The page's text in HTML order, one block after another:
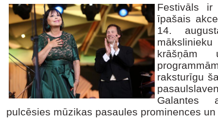
Festivāls ir
īpašais
14.
krāšņām
raksturīgu
Galantes
pulcēsies mūzikas pasaules prominences